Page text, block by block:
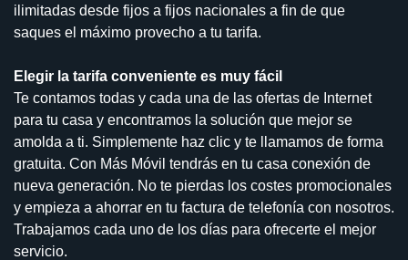
ilimitadas desde fijos a fijos nacionales a fin de que
saques el máximo provecho a tu tarifa.
Elegir la tarifa conveniente es muy fácil
Te contamos todas y cada una de las ofertas de Internet
para tu casa y encontramos la solución que mejor se
amolda a ti. Simplemente haz clic y te llamamos de forma
gratuita. Con Más Móvil tendrás en tu casa conexión de
nueva generación. No te pierdas los costes promocionales
y empieza a ahorrar en tu factura de telefonía con nosotros.
Trabajamos cada uno de los días para ofrecerte el mejor
servicio.